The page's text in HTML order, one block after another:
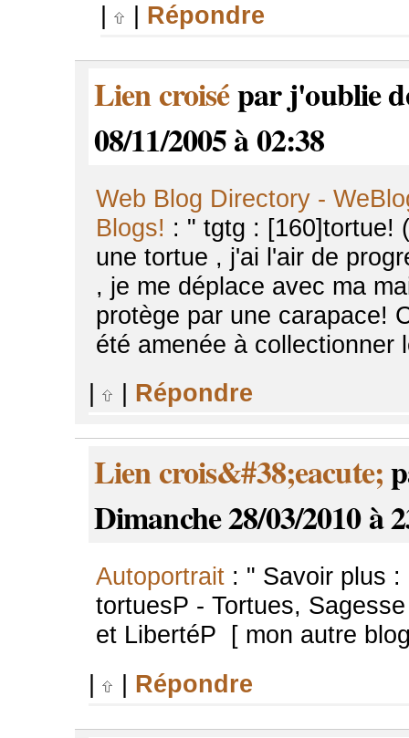
Répondre
Lien croisépar j'oublie
08/11/2005 à 02:38
Web Blog Directory -
Blogs! : " tgtg : [160]tortue!
une tortue , j'ai l'air de
, je me déplace avec ma
protège par une carapace!
été amenée à collectionner
Répondre
Lien crois&#38;eacute;
Dimanche 28/03/2010 à
Autoportrait: " Savoir plus :
tortuesP - Tortues,
et LibertéP [ mon autre
Répondre